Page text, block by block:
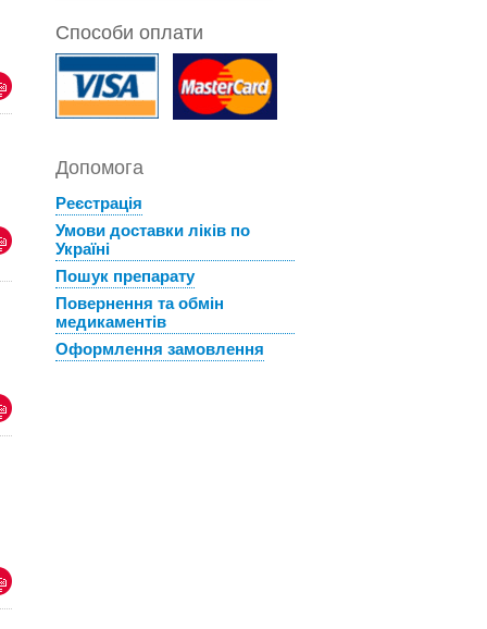
Способи оплати
Допомога
Реєстрація
Умови доставки ліків по
Україні
Пошук препарату
Повернення та обмін
медикаментів
Оформлення замовлення